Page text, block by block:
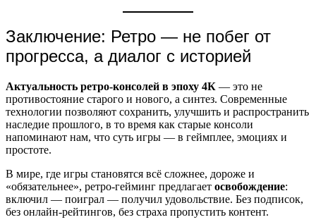
Заключение: Ретро — не побег от
прогресса, а диалог с историей
Актуальность ретро-консолей в эпоху 4К — это не
противостояние старого и нового, а синтез. Современные
технологии позволяют сохранить, улучшить и распространить
наследие прошлого, в то время как старые консоли
напоминают нам, что суть игры — в геймплее, эмоциях и
простоте.
В мире, где игры становятся всё сложнее, дороже и
«обязательнее», ретро-гейминг предлагает освобождение:
включил — поиграл — получил удовольствие. Без подписок,
без онлайн-рейтингов, без страха пропустить контент.